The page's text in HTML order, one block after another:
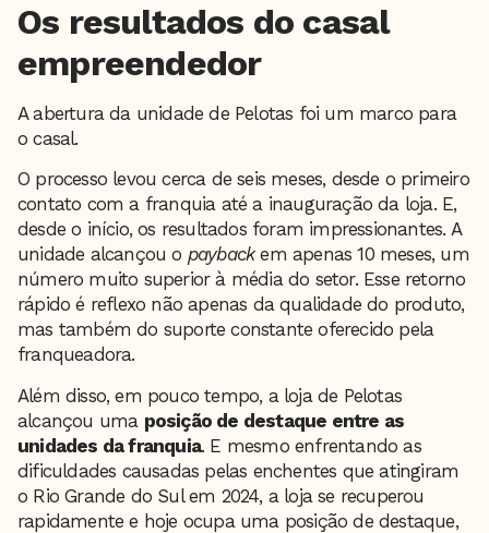
Os resultados do casal
empreendedor
A abertura da unidade de Pelotas foi um marco para
o casal.
O processo levou cerca de seis meses, desde o primeiro
contato com a franquia até a inauguração da loja. E,
desde o início, os resultados foram impressionantes. A
unidade alcançou o paybackem apenas 10 meses, um
número muito superior à média do setor. Esse retorno
rápido é reflexo não apenas da qualidade do produto,
mas também do suporte constante oferecido pela
franqueadora.
Além disso, em pouco tempo, a loja de Pelotas
alcançou uma posição de destaque entre as
unidades da franquia. E mesmo enfrentando as
dificuldades causadas pelas enchentes que atingiram
o Rio Grande do Sul em 2024, a loja se recuperou
rapidamente e hoje ocupa uma posição de destaque,